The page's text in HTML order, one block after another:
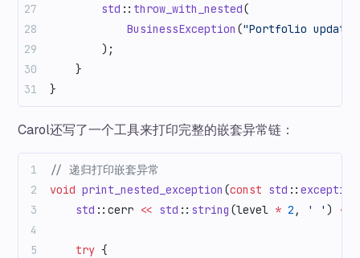
        std
:: throw_with_nested(
            BusinessException
("Portfolio
        );
    }
}
Carol还写了一个工具来打印完整的嵌套异常链：
// 递归打印嵌套异常
void print_nested_exception (const std ::exception
    std
::cerr << std :: string (level * 2 , ' ' ) <<
    try
{